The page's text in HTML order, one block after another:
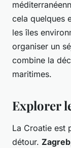
cela quelques
les îles
organiser un
combine la
maritimes.
Explorer
La Croatie est
détour. Zagreb